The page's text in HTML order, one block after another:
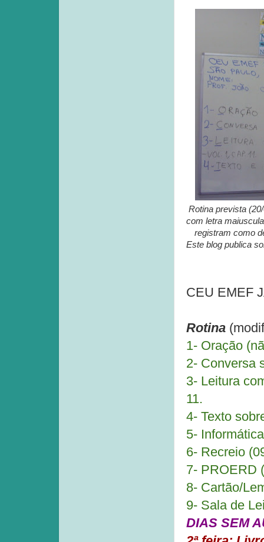
Rotina prevista
com letra
registram como
Este blog publica
CEU EMEF
Rotina
1- Oração
2- Conversa
3- Leitura
11.
4- Texto
5-
6- Recreio
7- PROERD
8- Cartão/
9- Sala de
DIAS SEM